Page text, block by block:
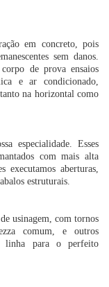
em concreto, pois
sem danos.
de prova ensaios
e ar condicionado,
na horizontal como
especialidade. Esses
com mais alta
executamos aberturas,
estruturais.
usinagem, com tornos
comum, e outros
linha para o perfeito